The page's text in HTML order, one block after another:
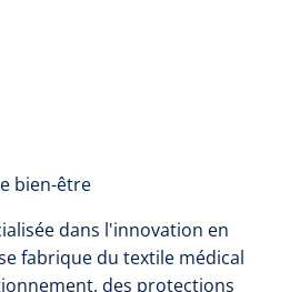
bien-être
dans l'innovation en
fabrique du textile médical
des protections